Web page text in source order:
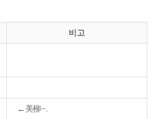
비고
←美柳~.